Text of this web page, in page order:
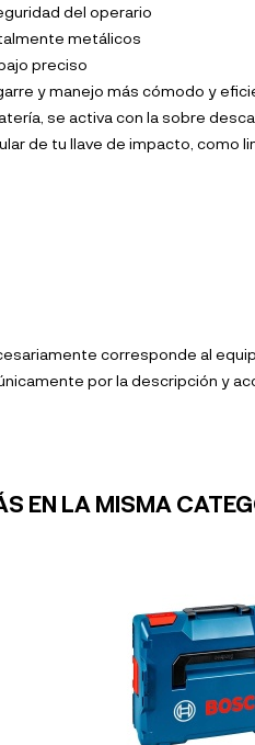
del operario
metálicos
preciso
y manejo más cómodo y
se activa con la sobre
de tu llave de impacto, como
corresponde al
por la descripción y
EN LA MISMA